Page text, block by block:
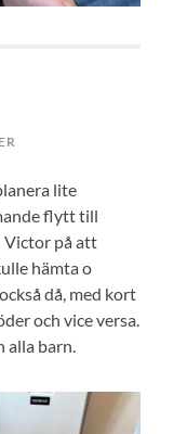
lite
flytt till
Victor på att
hämta o
då, med kort
och vice versa.
alla barn.